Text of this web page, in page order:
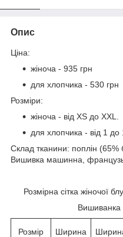
Опис
Ціна:
жіноча - 935 грн
для хлопчика - 530 грн
Розміри:
жіноча - від XS до XXL.
для хлопчика - від 1 до
Склад тканини: поплін (65%
Вишивка машинна,
Розмірна сітка жіночої
Вишиванка
Розмір
Ширина